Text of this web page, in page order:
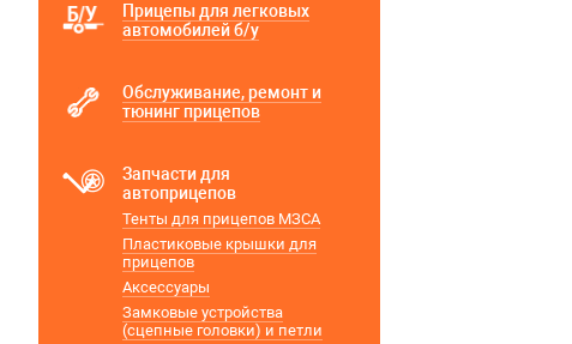
Прицепы для легковых
автомобилей б/у
Обслуживание, ремонт и
тюнинг прицепов
Запчасти для
автоприцепов
Тенты для прицепов МЗСА
Пластиковые крышки для
прицепов
Аксессуары
Замковые устройства
(сцепные головки) и петли